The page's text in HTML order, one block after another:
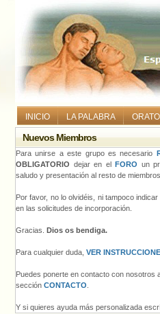
INICIO LA PALABRA
Nuevos Miembros
Para unirse a este grupo es necesario
OBLIGATORIO dejar en el FORO un
saludo y presentación al resto de miembros.
Por favor, no lo olvidéis, ni tampoco
en las solicitudes de incorporación.
Gracias. Dios os bendiga.
Para cualquier duda, VER
Puedes ponerte en contacto con nosotros
sección CONTACTO
Y si quieres ayuda más personalizada